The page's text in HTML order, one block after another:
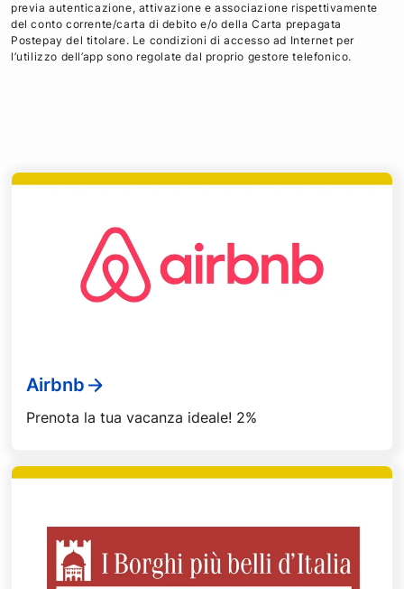
previa autenticazione, attivazione e associazione rispettivamente
del conto corrente/carta di debito e/o della Carta prepagata
Postepay del titolare. Le condizioni di accesso ad Internet per
l’utilizzo dell’app sono regolate dal proprio gestore telefonico.
Airbnb
Prenota la tua vacanza ideale! 2%